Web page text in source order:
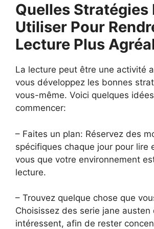
Quelles Stratégies
Utiliser Pour
Lecture Plus
La lecture peut être une activité
vous développez les bonnes
vous-même. Voici quelques
commencer:
– Faites un plan: Réservez des
spécifiques chaque jour pour lire
vous que votre environnement
lecture.
– Trouvez quelque chose que
Choisissez des serie jane austen
intéressent, afin de rester